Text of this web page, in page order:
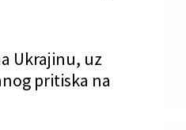
Ukrajinu, uz
pritiska na